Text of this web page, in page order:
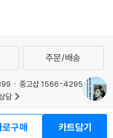
로구매 카트담기
주문/배송
중고샵 1566-4295
담
보
청소년보호정책